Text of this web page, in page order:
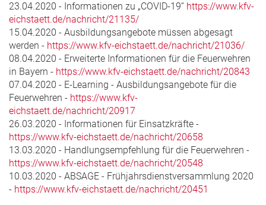
23.04.2020 - Informationen zu „COVID-19“ https://www.kfv-
eichstaett.de/nachricht/21135/
15.04.2020 - Ausbildungsangebote müssen abgesagt
werden - https://www.kfv-eichstaett.de/nachricht/21036/
08.04.2020 - Erweiterte Informationen für die Feuerwehren
in Bayern - https://www.kfv-eichstaett.de/nachricht/20843
07.04.2020 - E-Learning - Ausbildungsangebote für die
Feuerwehren - https://www.kfv-
eichstaett.de/nachricht/20917
26.03.2020 - Informationen für Einsatzkräfte -
https://www.kfv-eichstaett.de/nachricht/20658
13.03.2020 - Handlungsempfehlung für die Feuerwehren -
https://www.kfv-eichstaett.de/nachricht/20548
10.03.2020 - ABSAGE - Frühjahrsdienstversammlung 2020
- https://www.kfv-eichstaett.de/nachricht/20451